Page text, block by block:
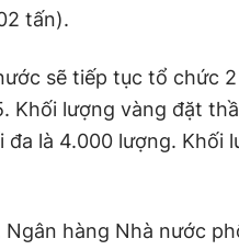
tấn).
sẽ tiếp tục tổ chức
Khối lượng vàng đặt
là 4.000 lượng. Khối
hàng Nhà nước